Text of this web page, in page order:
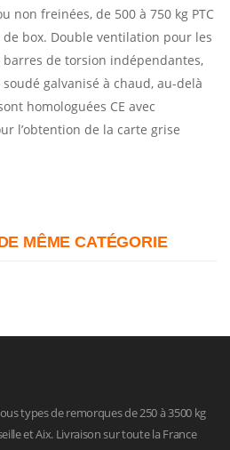
non freinées, de 500 à 750 kg PTC
box. Double ventilation pour les
barres de torsion indépendantes,
galvanisé à chaud, au-delà
homologuées CE avec
l’obtention de la carte grise
MÊME CATÉGORIE
types de remorques de 250 à 3500 kg
et Aix. Livraison sur toute la France